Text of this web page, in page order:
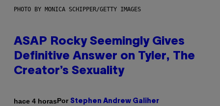
PHOTO BY MONICA SCHIPPER/GETTY IMAGES
ASAP Rocky Seemingly Gives
Definitive Answer on Tyler, The
Creator’s Sexuality
hace 4 horasPor Stephen Andrew Galiher